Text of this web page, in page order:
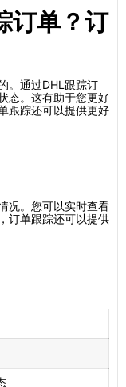
订单？订
。通过DHL跟踪订
态。这有助于您更好
跟踪还可以提供更好
况。您可以实时查看
订单跟踪还可以提供